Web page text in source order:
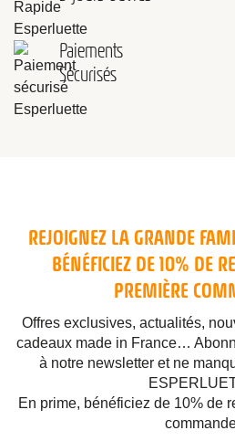
Paiements
Sécurisés
REJOIGNEZ LA GRANDE
BÉNÉFICIEZ DE 10% DE
PREMIÈRE
Offres exclusives, actualités,
cadeaux made in France…
à notre newsletter et ne
En prime, bénéficiez de 10% de